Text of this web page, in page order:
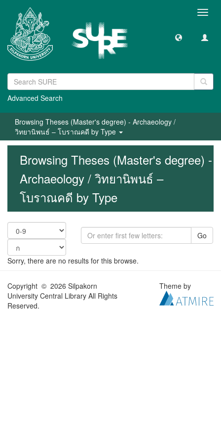
Advanced Search
Browsing Theses (Master's degree) - Archaeology /
วิทยานิพนธ์ – โบราณคดี by Type
Browsing Theses (Master's degree) -
Archaeology / วิทยานิพนธ์ –
โบราณคดี by Type
Go
Sorry, there are no results for this browse.
Copyright © 2026 Silpakorn
University Central Library All Rights
Reserved.
Theme by